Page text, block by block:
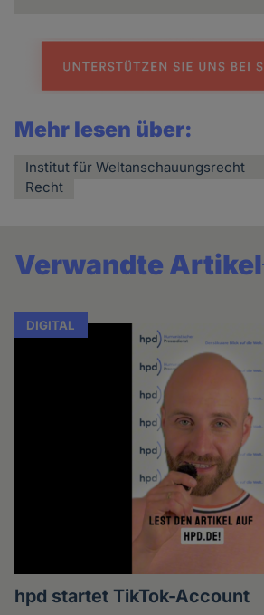
Mehr lesen über:
Institut für Weltanschauungsrecht
Recht
Verwandte Artikel
DIGITAL
hpd startet TikTok-Account